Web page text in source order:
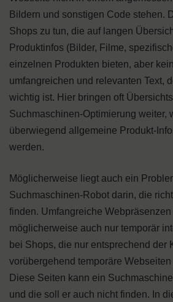
Bildern und sonstigen Code stehen.
Shops zu tun, die auf langen
Produktinfos (Bilder, Filme,
einzelnen Produkten bieten, aber
umfangreichen und relevanten Text,
wichtig ist. Hier bringen oft
Suchmaschinen-Optimierung weiter,
überwiegend allgemeine Produkt-
werden.
Möglicherweise liegt auch ein
Suchmaschinen-Robot darin, die
finden. Umfangreiche
möglicherweise auch nur temporär
bei Shops, die nur entsprechend der
vorübergehend temporäre
Diese Seiten kann ein
und die soll er auch nicht finden. In